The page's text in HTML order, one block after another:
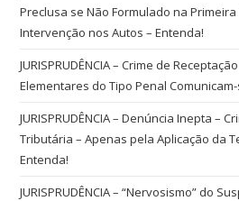
Preclusa se Não Formulado na
Intervenção nos Autos – Entenda!
JURISPRUDÊNCIA – Crime de
Elementares do Tipo Penal
JURISPRUDÊNCIA – Denúncia Inepta –
Tributária – Apenas pela Aplicação da
Entenda!
JURISPRUDÊNCIA – “Nervosismo” do